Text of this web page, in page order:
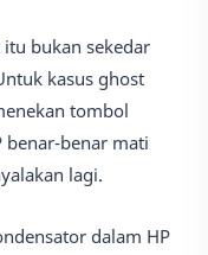
bukan sekedar
kasus ghost
tombol
benar-benar mati
lagi.
dalam HP